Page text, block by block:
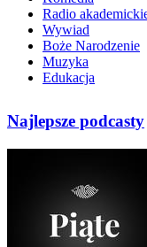
Radio
Wywiad
Boże Narodzenie
Muzyka
Edukacja
Najlepsze podcasty